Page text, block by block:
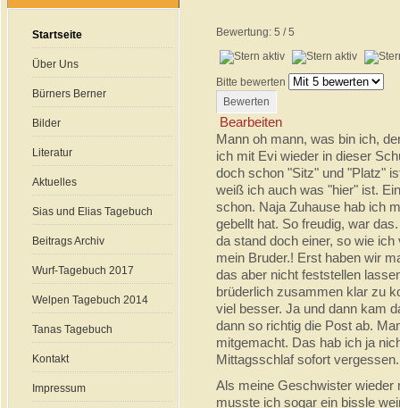
Startseite
Über Uns
Bürners Berner
Bilder
Literatur
Aktuelles
Sias und Elias Tagebuch
Beitrags Archiv
Wurf-Tagebuch 2017
Welpen Tagebuch 2014
Tanas Tagebuch
Kontakt
Impressum
Bewertung: 5 /5
Bitte bewerten
Bearbeiten
Mann oh mann, was bin ich,
ich mit Evi wieder in dieser
doch schon "Sitz" und "Platz"
weiß ich auch was "hier" ist.
schon. Naja Zuhause hab ich
gebellt hat. So freudig, war
da stand doch einer, so wie
mein Bruder.! Erst haben wir
das aber nicht feststellen
brüderlich zusammen klar zu
viel besser. Ja und dann kam
dann so richtig die Post ab.
mitgemacht. Das hab ich ja
Mittagsschlaf sofort vergessen.
Als meine Geschwister wieder
musste ich sogar ein bissle